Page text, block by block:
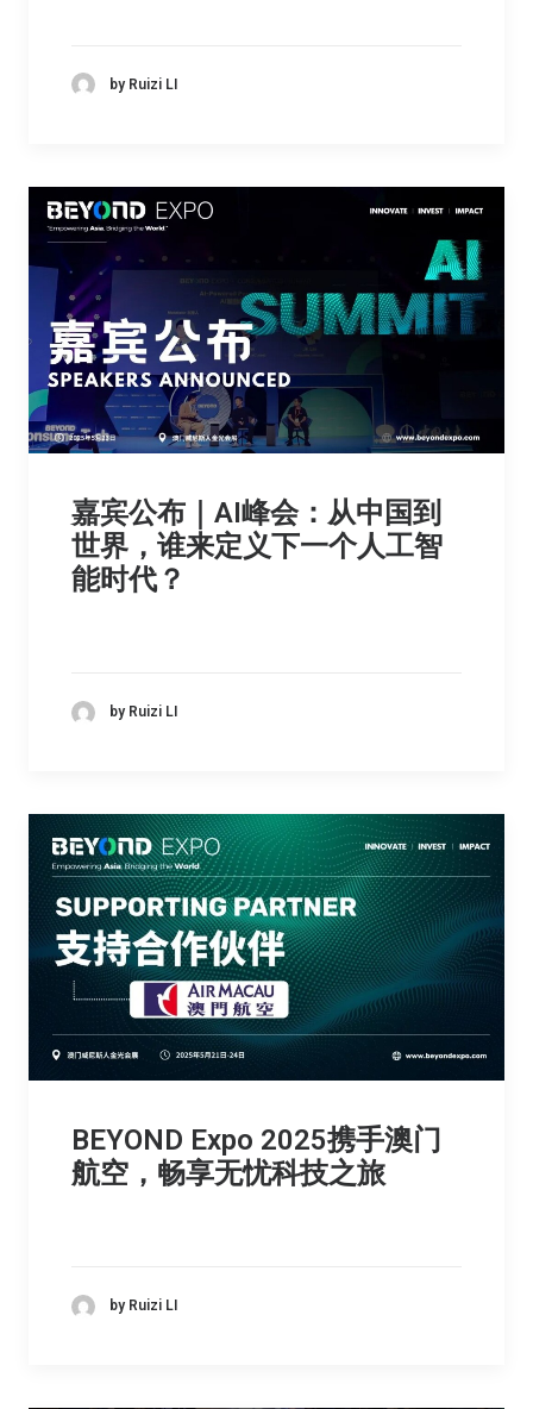
by Ruizi LI
嘉宾公布｜AI峰会：从中国到
世界，谁来定义下一个人工智
能时代？
by Ruizi LI
BEYOND Expo 2025携手澳门
航空，畅享无忧科技之旅
by Ruizi LI